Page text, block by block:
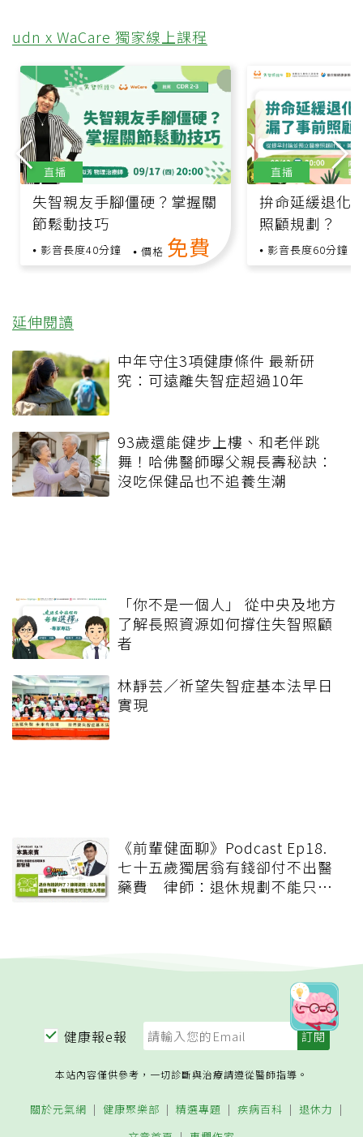
udn x WaCare 獨家線上課程
失智親友手腳僵硬？掌握關
節鬆動技巧
影音長度40分鐘 價格 免費
直播
拚命延緩退化
照顧規劃？
影音長度60分鐘
直播
延伸閱讀
中年守住3項健康條件 最新研
究：可遠離失智症超過10年
93歲還能健步上樓、和老伴跳
舞！哈佛醫師曝父親長壽秘訣：
沒吃保健品也不追養生潮
「你不是一個人」 從中央及地方
了解長照資源如何撐住失智照顧
者
林靜芸／祈望失智症基本法早日
實現
《前輩健面聊》Podcast Ep18.
七十五歲獨居翁有錢卻付不出醫
藥費 律師：退休規劃不能只有
健康報e報
本站內容僅供參考，一切診斷與治療請遵從醫師指導。
關於元氣網 健康聚樂部 精選專題 疾病百科
退休力